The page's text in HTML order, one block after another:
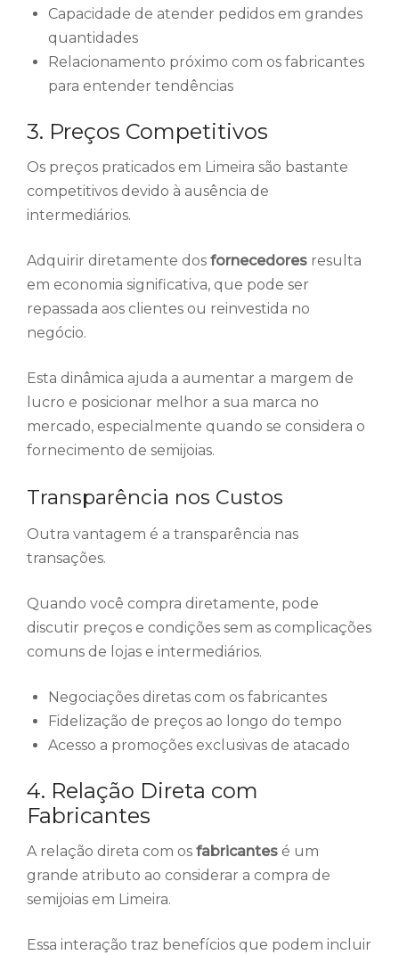
Capacidade de atender pedidos em grandes
quantidades
Relacionamento próximo com os fabricantes
para entender tendências
3. Preços Competitivos
Os preços praticados em Limeira são bastante
competitivos devido à ausência de
intermediários.
Adquirir diretamente dos fornecedores resulta
em economia significativa, que pode ser
repassada aos clientes ou reinvestida no
negócio.
Esta dinâmica ajuda a aumentar a margem de
lucro e posicionar melhor a sua marca no
mercado, especialmente quando se considera o
fornecimento de semijoias.
Transparência nos Custos
Outra vantagem é a transparência nas
transações.
Quando você compra diretamente, pode
discutir preços e condições sem as complicações
comuns de lojas e intermediários.
Negociações diretas com os fabricantes
Fidelização de preços ao longo do tempo
Acesso a promoções exclusivas de atacado
4. Relação Direta com
Fabricantes
A relação direta com os fabricantes é um
grande atributo ao considerar a compra de
semijoias em Limeira.
Essa interação traz benefícios que podem incluir